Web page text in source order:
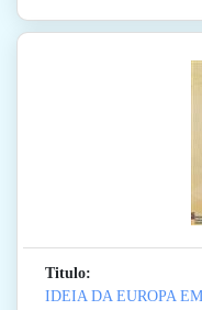
Titulo:
IDEIA DA EUROPA